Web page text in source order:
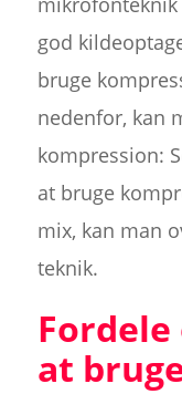
god
bruge
nedenfor, kan
kompression:
at bruge
mix, kan man
teknik.
at